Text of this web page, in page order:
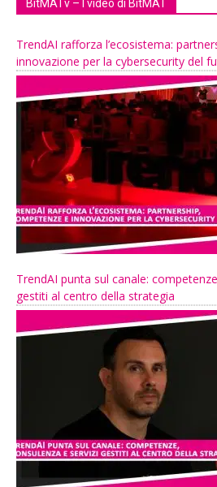
BitMATv – I video di BitMAT
TrendAI rafforza l’ecosistema:
innovazione per la cybersecurity del
TrendAI punta sul canale:
gestiti al centro della strategia